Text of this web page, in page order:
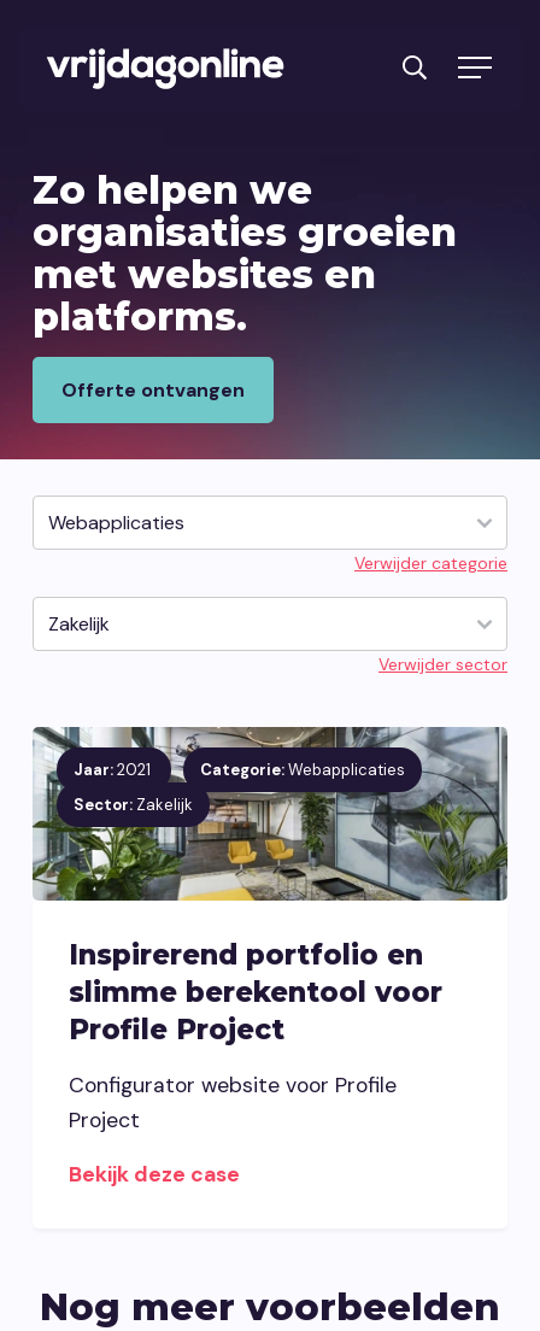
PRFT® werkwijze
Cases
Over ons
Branches
Kennisbank
Contact opnemen
Zo helpen we
organisaties groeien
met websites en
platforms.
Offerte ontvangen
Verwijder categorie
Verwijder sector
Jaar:2021 Categorie:Webapplicaties
Sector: Zakelijk
Inspirerend portfolio en
slimme berekentool voor
Profile Project
Configurator website voor Profile
Project
Bekijk deze case
Nog meer voorbeelden